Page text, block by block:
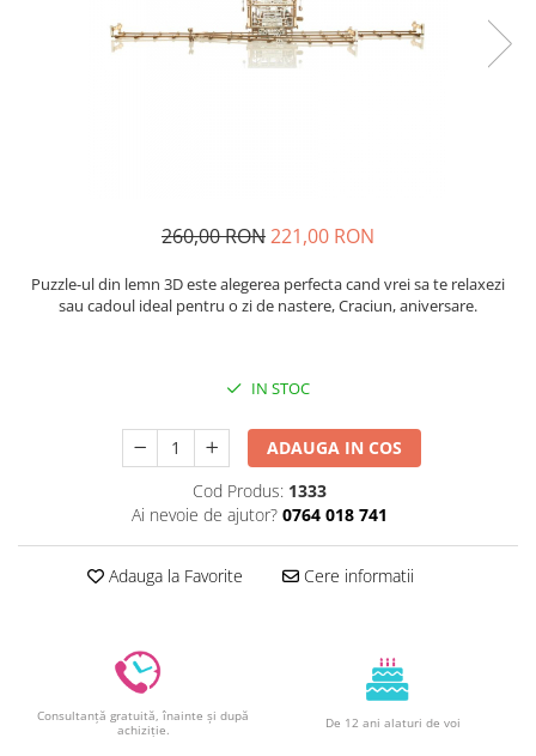
Ustensile ciocolata
Eclair - Macarons
Decoratiuni din zahar
Decoratiuni din ciocolata
Flori Comestibile
RELAXARE & HOBBY
Role pentru colorat
260,00 RON221,00 RON
Puzzle-ul din lemn 3D este alegerea perfecta cand vrei sa te relaxezi
sau cadoul ideal pentru o zi de nastere, Craciun, aniversare.
IN STOC
ADAUGA IN COS
Cod Produs: 1333
Ai nevoie de ajutor? 0764 018 741
Adauga la Favorite Cere informatii
Consultanță gratuită, înainte și după
achiziție.
De 12 ani alaturi de voi